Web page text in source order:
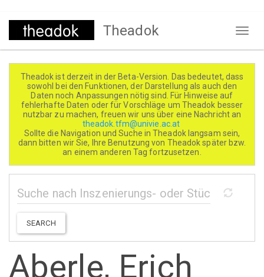
Direkt
Theadok
Theadok ist derzeit in der Beta-Version. Das bedeutet, dass
sowohl bei den Funktionen, der Darstellung als auch den
Daten noch Anpassungen nötig sind. Für Hinweise auf
fehlerhafte Daten oder für Vorschläge um Theadok besser
nutzbar zu machen, freuen wir uns über eine Nachricht an
theadok.tfm@univie.ac.at
Sollte die Navigation und Suche in Theadok langsam sein,
dann bitten wir Sie, Ihre Benutzung von Theadok später bzw.
an einem anderen Tag fortzusetzen.
SEARCH
Aberle, Erich